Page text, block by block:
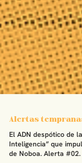
Alertas tempranas